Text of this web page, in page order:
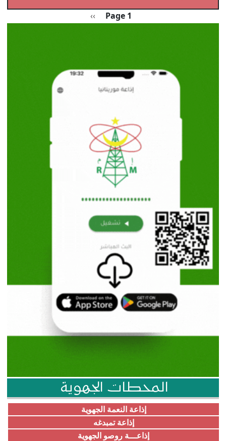
Page 1 الصفحة التالية
››
المحطات الجهوية
إذاعة النعمة الجهوية
إذاعة تمبدغه
إذاعـــة روصو الجهوية